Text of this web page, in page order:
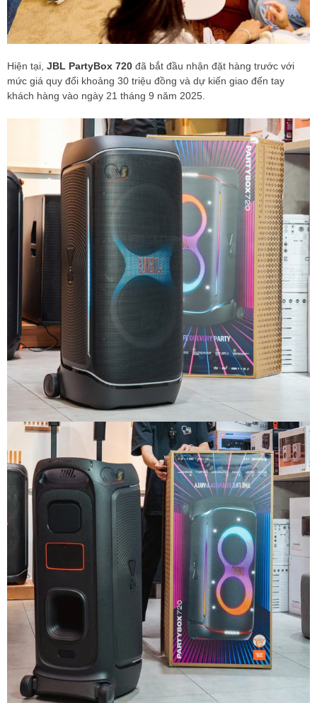
Hiện tại, JBL PartyBox 720 đã bắt đầu nhận đặt hàng trước với
mức giá quy đổi khoảng 30 triệu đồng và dự kiến giao đến tay
khách hàng vào ngày 21 tháng 9 năm 2025.